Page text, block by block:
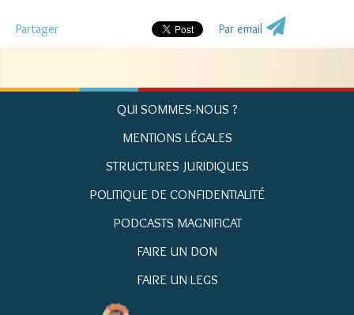
Partager Par email
QUI SOMMES-NOUS ?
MENTIONS LÉGALES
STRUCTURES JURIDIQUES
POLITIQUE DE CONFIDENTIALITÉ
PODCASTS MAGNIFICAT
FAIRE UN DON
FAIRE UN LEGS